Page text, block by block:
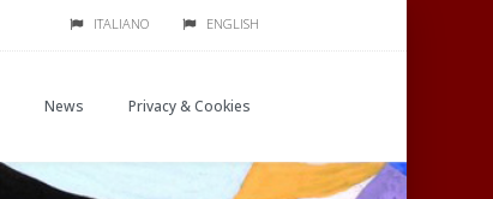
ITALIANO ENGLISH
News Privacy & Cookies